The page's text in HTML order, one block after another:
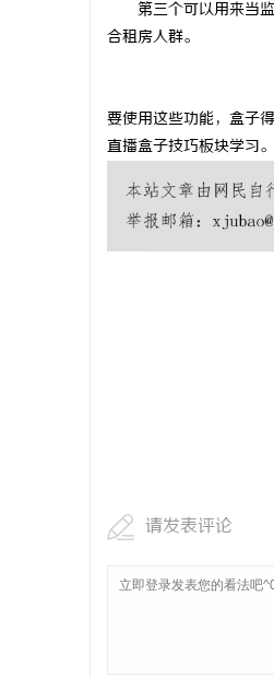
第三个可以用来当
合租房人群。
要使用这些功能，盒子
直播盒子技巧板块学习。
请发表评论